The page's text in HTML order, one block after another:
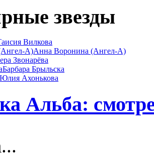
звезды
Вилкова
Анна Воронина (Ангел-А)
Звонарёва
Барбара Брыльска
Юлия Ахонькова
Альба: